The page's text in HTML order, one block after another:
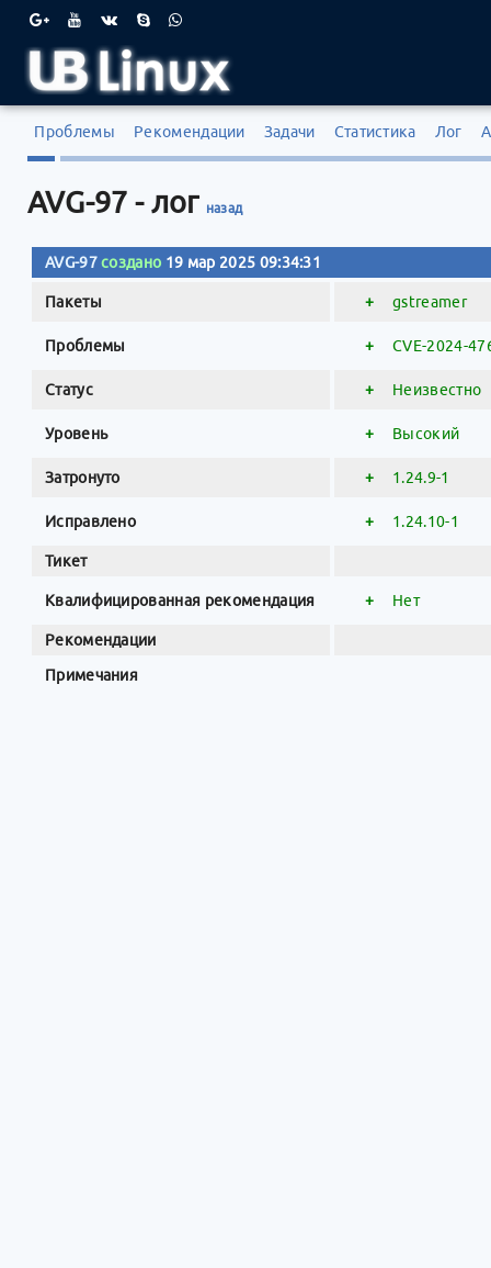
Проблемы Рекомендации Задачи Статистика Лог
AVG-97 - лог назад
AVG-97 создано 19 мар 2025 09:34:31
Пакеты + gstreamer
Проблемы + CVE-2024-
Статус + Неизвестно
Уровень + Высокий
Затронуто + 1.24.9-1
Исправлено + 1.24.10-1
Тикет
Квалифицированная рекомендация + Нет
Рекомендации
Примечания